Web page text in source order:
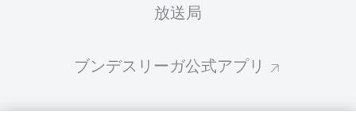
放送局
ブンデスリーガ公式アプリ
ファンタジー・マネジャー